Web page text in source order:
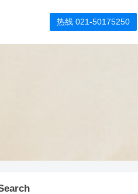
热线 021-50175250